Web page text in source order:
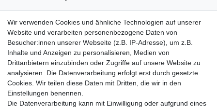
Lieferzeit etwa 1 bis 3 Werktage
Versand mit DHL
14 Tage Rückgaberecht
Wir verwenden Cookies und ähnliche Technologien auf unserer
Website und verarbeiten personenbezogene Daten von
Besucher:innen unserer Webseite (z.B. IP-Adresse), um z.B.
Inhalte und Anzeigen zu personalisieren, Medien von
Drittanbietern einzubinden oder Zugriffe auf unsere Website zu
analysieren. Die Datenverarbeitung erfolgt erst durch gesetzte
Cookies. Wir teilen diese Daten mit Dritten, die wir in den
Einstellungen benennen.
Die Datenverarbeitung kann mit Einwilligung oder aufgrund eines